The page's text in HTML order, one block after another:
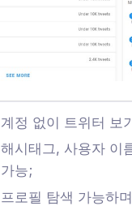
계정 없이 트위터 보
해시태그, 사용자 이
가능;
프로필 탐색 가능하